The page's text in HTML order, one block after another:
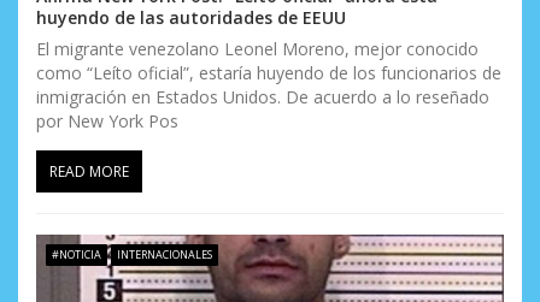
huyendo de las autoridades de EEUU
El migrante venezolano Leonel Moreno, mejor conocido
como “Leíto oficial”, estaría huyendo de los funcionarios de
inmigración en Estados Unidos. De acuerdo a lo reseñado
por New York Pos
READ MORE
#NOTICIA INTERNACIONALES